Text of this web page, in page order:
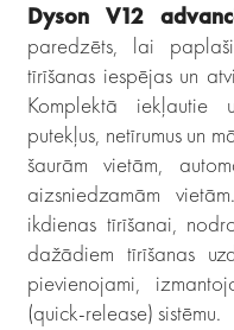
Dyson V12
paredzēts, lai
tīrīšanas iespējas un
Komplektā
putekļus, netīrumus un
šaurām vietām,
aizsniedzamām
ikdienas tīrīšanai,
dažādiem tīrīšanas
pievienojami,
(quick-release) sistēmu.